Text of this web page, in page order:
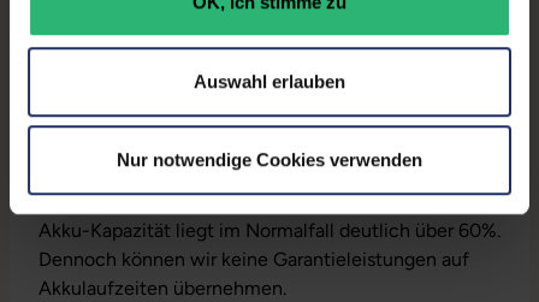
Auswahl erlauben
Nur notwendige Cookies verwenden
Produktbeschreibung
Pro A2991
Lieferumfang:Notebook, Netzteil
Wiederherstellungsmöglichkeit auf Auslieferzustand.
Akku:Jeder Akku wird auf Funktion geprüft. Die
Akku-Kapazität liegt im Normalfall deutlich über 60%.
Dennoch können wir keine Garantieleistungen auf
Akkulaufzeiten übernehmen.